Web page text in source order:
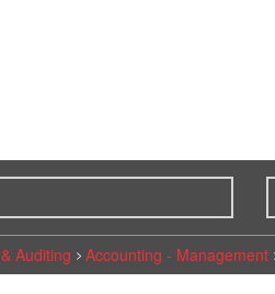
Auditing Accounting - Management